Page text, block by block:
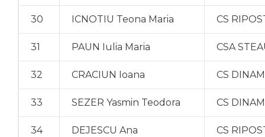
30 ICNOTIU Teona Maria CS
31 PAUN Iulia Maria CSA
32 CRACIUN Ioana CS
33 SEZER Yasmin Teodora CS
34 DEJESCU Ana CS